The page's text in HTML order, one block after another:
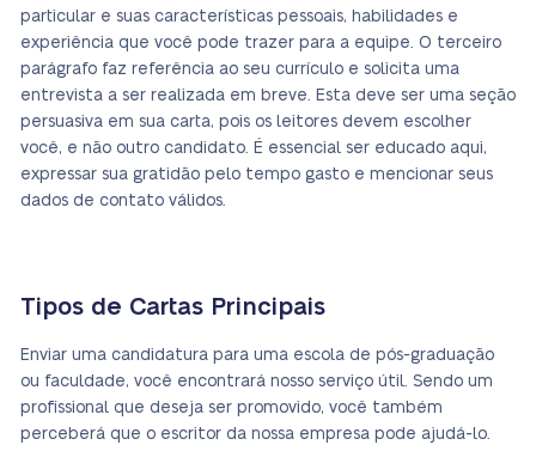
particular e suas características pessoais, habilidades e
experiência que você pode trazer para a equipe. O terceiro
parágrafo faz referência ao seu currículo e solicita uma
entrevista a ser realizada em breve. Esta deve ser uma seção
persuasiva em sua carta, pois os leitores devem escolher
você, e não outro candidato. É essencial ser educado aqui,
expressar sua gratidão pelo tempo gasto e mencionar seus
dados de contato válidos.
Tipos de Cartas Principais
Enviar uma candidatura para uma escola de pós-graduação
ou faculdade, você encontrará nosso serviço útil. Sendo um
profissional que deseja ser promovido, você também
perceberá que o escritor da nossa empresa pode ajudá-lo.